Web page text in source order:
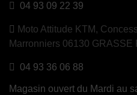
04 93 09 22 39
Moto Attitude KTM,
Marronniers 06130 GRASSE
04 93 36 06 88
Magasin ouvert du Mardi au